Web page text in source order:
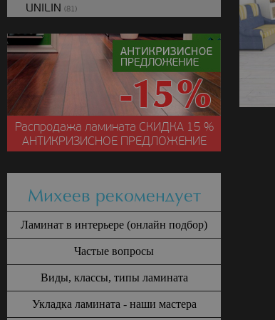
UNILIN (81)
Распродажа ламината СКИДКА15 %
АНТИКРИЗИСНОЕ ПРЕДЛОЖЕНИЕ
Михеев рекомендует
Ламинат в интерьере (онлайн подбор)
Частые вопросы
Виды, классы, типы ламината
Укладка ламината - наши мастера